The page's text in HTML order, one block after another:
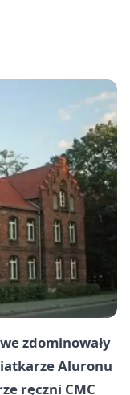
zdominowały
Aluronu
ręczni CMC